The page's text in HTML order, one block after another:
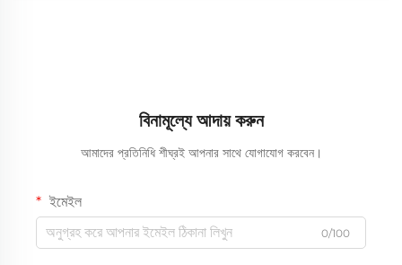
বিনামূল্যে আদায় করুন
আমাদের প্রতিনিধি শীঘ্রই আপনার সাথে যোগাযোগ করবেন।
ইমেইল
0/100